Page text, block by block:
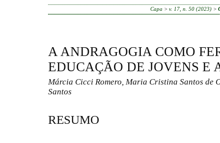
Capa >v. 17, n. 50 (2023) >
A ANDRAGOGIA COMO
EDUCAÇÃO DE JOVENS E
Márcia Cicci Romero, Maria Cristina Santos de
Santos
RESUMO